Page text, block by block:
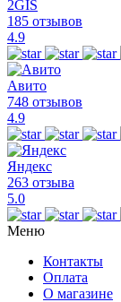
2GIS
185 отзывов
4.9
Авито
748 отзывов
4.9
Яндекс
263 отзыва
5.0
Меню
Контакты
Оплата
О магазине